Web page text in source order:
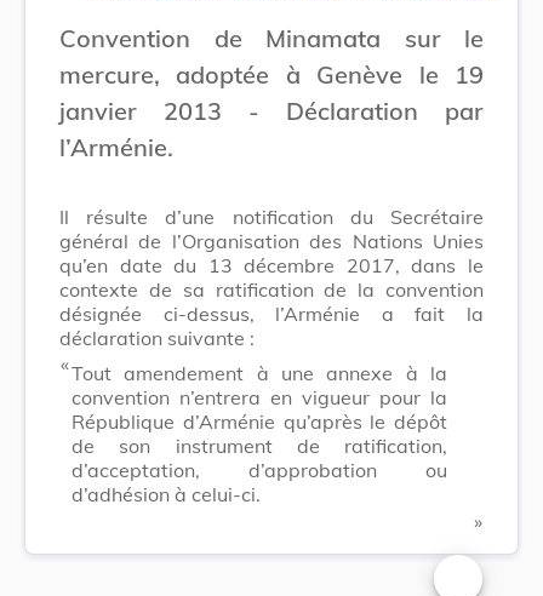
Convention de Minamata sur le
mercure, adoptée à Genève le 19
janvier 2013 - Déclaration par
l’Arménie.
Il résulte d’une notification du Secrétaire
général de l’Organisation des Nations Unies
qu’en date du 13 décembre 2017, dans le
contexte de sa ratification de la convention
désignée ci-dessus, l’Arménie a fait la
déclaration suivante :
​ «Tout amendement à une annexe à la
convention n’entrera en vigueur pour la
République d’Arménie qu’après le dépôt
de son instrument de ratification,
d’acceptation, d’approbation ou
d’adhésion à celui-ci.
​ »